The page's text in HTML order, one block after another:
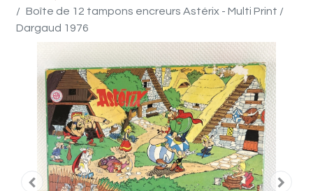
Boîte de 12 tampons encreurs Astérix - Multi Print /
Dargaud 1976